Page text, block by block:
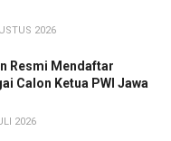
2026
Resmi Mendaftar
Calon Ketua PWI Jawa
2026